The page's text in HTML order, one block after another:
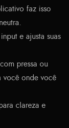
faz isso
e ajusta suas
pressa ou
você onde você
clareza e